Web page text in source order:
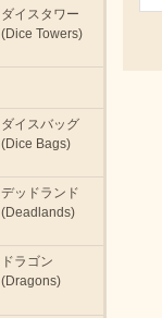
ダイスタワー
(Dice Towers)
ダイスバッグ
(Dice Bags)
デッドランド
(Deadlands)
ドラゴン
(Dragons)